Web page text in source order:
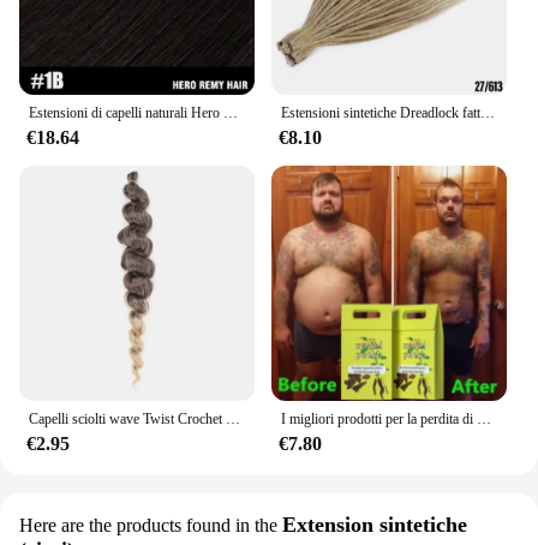
Estensioni di capelli naturali Hero Remy 100% ciocche lisce di capelli grezzi per treccine, salone DIY cheratina V luce capelli
€18.64
Estensioni sintetiche Dreadlock fatte a mano intrecciare i capelli naturali all'uncinetto per donne e uomini Afro Ombre nero marrone SEENICE
€8.10
Capelli sciolti wave Twist Crochet capelli treccia sintetica naturale riccioli Ombre intrecciare i capelli estensioni dei capelli
€2.95
I migliori prodotti per la perdita di peso per donne e uomini Bruciagrassi naturale al 100% Riducono l'obesità Bellezza Salute Dimagrimento rapido Perdere peso
€7.80
Here are the products found in the Extension sintetiche